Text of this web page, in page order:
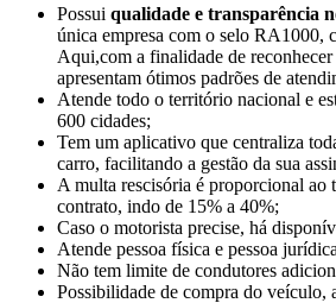
Possui qualidade e transparência
única empresa com o selo RA1000,
Aqui,com a finalidade de reconhecer
apresentam ótimos padrões de
Atende todo o território nacional e
600 cidades;
Tem um aplicativo que centraliza
carro, facilitando a gestão da sua
A multa rescisória é proporcional ao
contrato, indo de 15% a 40%;
Caso o motorista precise, há
Atende pessoa física e pessoa
Não tem limite de condutores
Possibilidade de compra do veículo,